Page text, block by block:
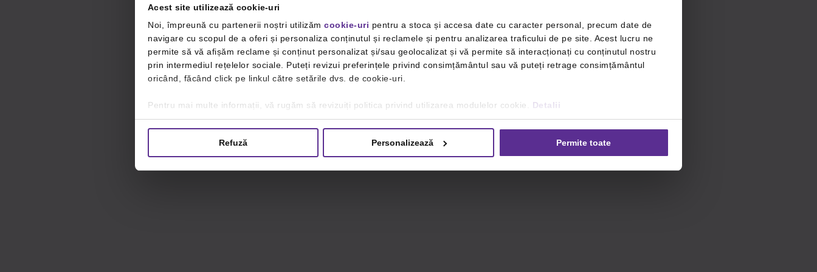
Acest site utilizează cookie-uri
Noi, împreună cu partenerii noștri utilizăm cookie-uri pentru a stoca și accesa date cu caracter personal, precum date de
navigare cu scopul de a oferi și personaliza conținutul și reclamele și pentru analizarea traficului de pe site. Acest lucru ne
permite să vă afișăm reclame și conținut personalizat și/sau geolocalizat și vă permite să interacționați cu conținutul nostru
prin intermediul rețelelor sociale. Puteți revizui preferințele privind consimțământul sau vă puteți retrage consimțământul
oricând, făcând click pe linkul către setările dvs. de cookie-uri.
Pentru mai multe informații, vă rugăm să revizuiți politica privind utilizarea modulelor cookie. Detalii
Refuză Personalizează Permite toate